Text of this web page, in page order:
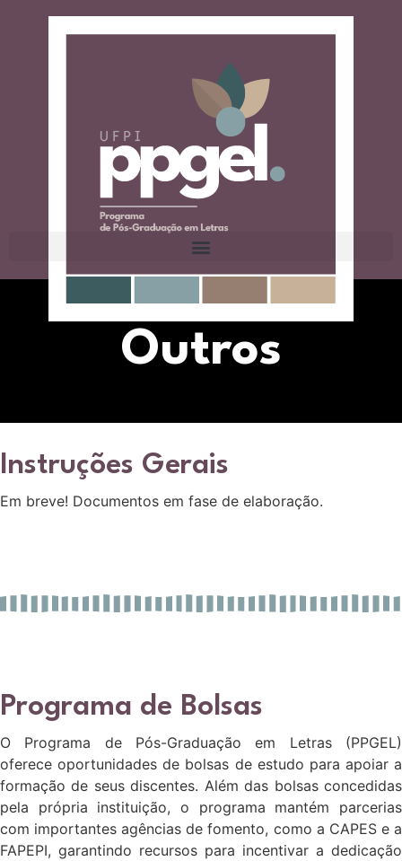
Outros
Instruções Gerais
Em breve! Documentos em fase de elaboração.
Programa de Bolsas
O Programa de Pós-Graduação em Letras (PPGEL)
oferece oportunidades de bolsas de estudo para apoiar a
formação de seus discentes. Além das bolsas concedidas
pela própria instituição, o programa mantém parcerias
com importantes agências de fomento, como a CAPES e a
FAPEPI, garantindo recursos para incentivar a dedicação